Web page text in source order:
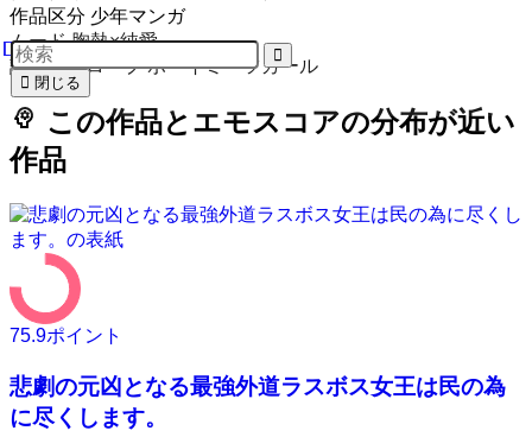
作品区分 少年マンガ
ムード 胸熱×純愛
設定・トロープ ボーイミーツガール
psychology この作品とエモスコアの分布が近い
作品
75.9ポイント
悲劇の元凶となる最強外道ラスボス女王は民の為
に尽くします。
閉じる